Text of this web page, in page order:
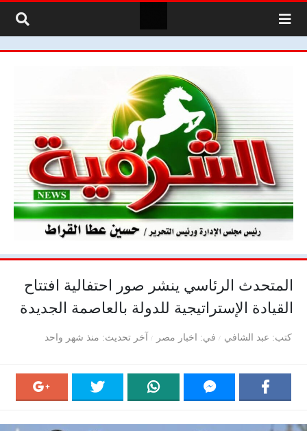
المتحدث الرئاسي ينشر صور احتفالية افتتاح
القيادة الإستراتيجية للدولة بالعاصمة الجديدة
كتب عبد الشافي في اخبار مصر آخر تحديث منذ شهر واحد